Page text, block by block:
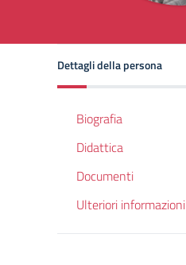
Dettagli della persona
Biografia
Didattica
Documenti
Ulteriori informazioni